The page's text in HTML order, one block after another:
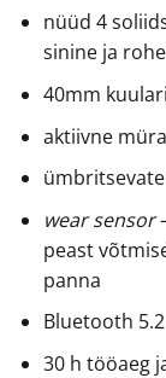
nüüd 4
sinine ja
40mm
aktiivne
wear sensor
peast
panna
Bluetooth
30 h tööaeg